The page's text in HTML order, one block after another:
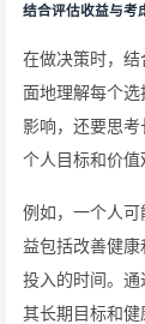
结合评估收益与考
在做决策时，
面地理解每个
影响，还要思
个人目标和价值
例如，一个人
益包括改善健
投入的时间。
其长期目标和健